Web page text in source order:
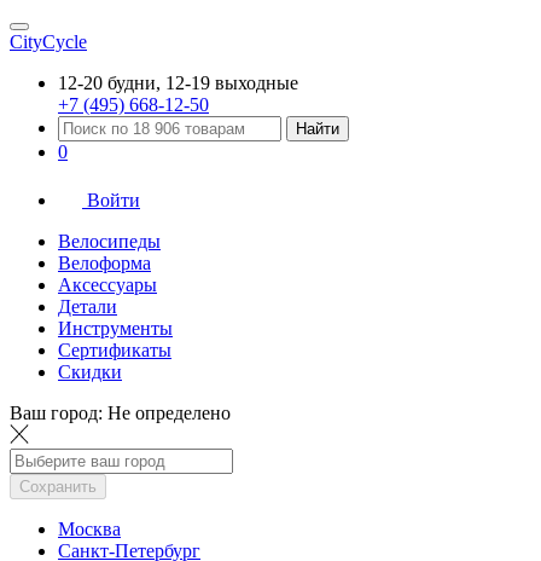
CityCycle
12-20 будни, 12-19 выходные
+7 (495) 668-12-50
Найти
0
Войти
Велосипеды
Велоформа
Аксессуары
Детали
Инструменты
Сертификаты
Скидки
Ваш город: Не определено
Сохранить
Москва
Санкт-Петербург